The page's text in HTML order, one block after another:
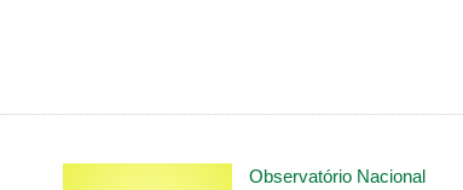
ACESSO RÁPIDO
Observatório Nacional